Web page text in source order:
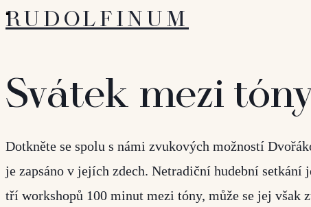
RUDOLFINUM
Svátek mezi
Dotkněte se spolu s námi zvukových možností
je zapsáno v jejích zdech. Netradiční hudební
tří workshopů 100 minut mezi tóny, může se jej však